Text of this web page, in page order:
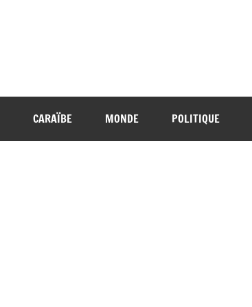
CARAÏBE MONDE POLITIQUE